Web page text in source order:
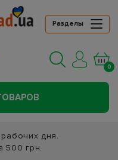
Разделы
0
дня.
500 грн.